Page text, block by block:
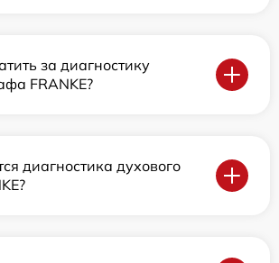
за диагностику
FRANKE?
диагностика духового